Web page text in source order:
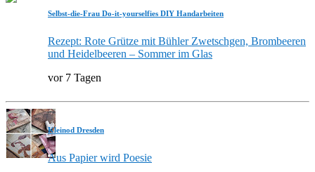
Selbst-die-Frau Do-it-yourselfies DIY Handarbeiten
Rezept: Rote Grütze mit Bühler Zwetschgen, Brombeeren
und Heidelbeeren – Sommer im Glas
vor 7 Tagen
Kleinod Dresden
Aus Papier wird Poesie